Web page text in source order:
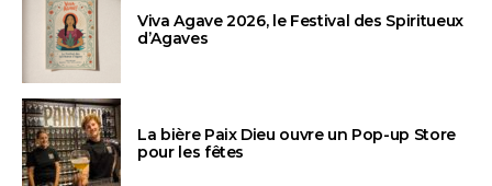
Viva Agave 2026, le Festival des Spiritueux
d’Agaves
La bière Paix Dieu ouvre un Pop-up Store
pour les fêtes